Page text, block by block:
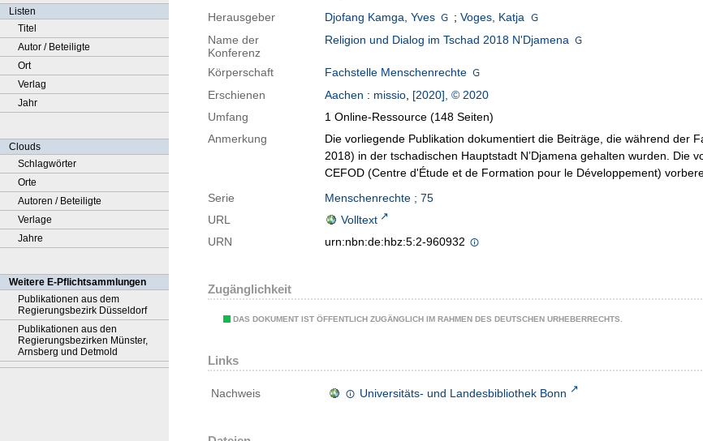
Listen
Titel
Autor / Beteiligte
Ort
Verlag
Jahr
Clouds
Schlagwörter
Orte
Autoren / Beteiligte
Verlage
Jahre
Weitere E-Pflichtsammlungen
Publikationen aus dem
Regierungsbezirk Düsseldorf
Publikationen aus den
Regierungsbezirken Münster,
Arnsberg und Detmold
Herausgeber
Djofang Kamga, Yves ; Voges, Katja
Name der
Konferenz
Religion und Dialog im Tschad 2018 N'Djamena
Körperschaft
Fachstelle Menschenrechte
Erschienen
Aachen : missio, [2020], © 2020
Umfang
1 Online-Ressource (148 Seiten)
Anmerkung
Die vorliegende Publikation dokumentiert die Beiträge, die während der
2018) in der tschadischen Hauptstadt N’Djamena gehalten wurden. Die
CEFOD (Centre d'Étude et de Formation pour le Développement)
Serie
Menschenrechte ; 75
URL
Volltext
URN
urn:nbn:de:hbz:5:2-960932
Zugänglichkeit
DAS DOKUMENT IST ÖFFENTLICH ZUGÄNGLICH IM RAHMEN DES DEUTSCHEN URHEBERRECHTS.
Links
Nachweis Universitäts- und Landesbibliothek Bonn